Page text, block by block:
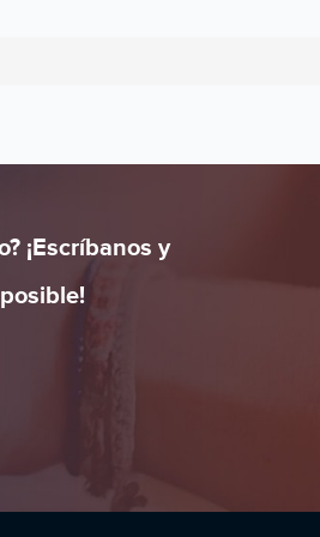
¡Escríbanos y